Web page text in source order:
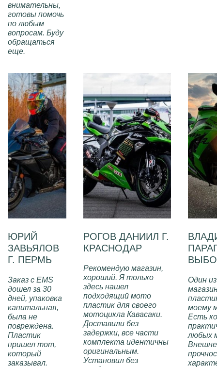
внимательны,
готовы помочь
по любым
вопросам. Буду
обращаться
еще.
ЮРИЙ
ЗАВЬЯЛОВ
Г. ПЕРМЬ
Заказ с EMS
дошел за 30
дней, упаковка
капитальная,
была не
повреждена.
Пластик
пришел тот,
который
заказывал.
РОГОВ ДАНИИЛ Г.
КРАСНОДАР
Рекомендую магазин,
хороший. Я только
здесь нашел
подходящий мото
пластик для своего
мотоцикла Кавасаки.
Доставили без
задержки, все части
комплекта идентичны
оригинальным.
Установил без
Один
моему
Есть
любых